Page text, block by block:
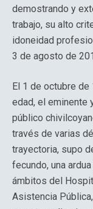
demostrando y
trabajo, su alto
idoneidad
3 de agosto de
El 1 de octubre
edad, el eminente
público
través de varias
trayectoria, supo
fecundo, una
ámbitos del
Asistencia